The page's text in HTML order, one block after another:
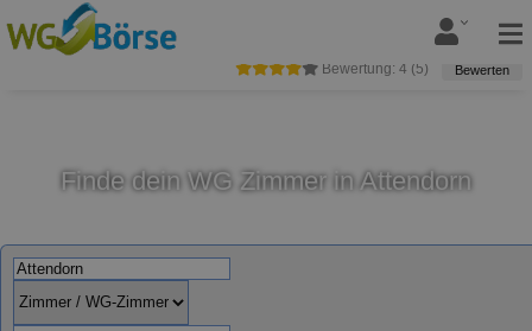
Bewertung: 4 (5) Bewerten
Finde dein WG Zimmer in Attendorn